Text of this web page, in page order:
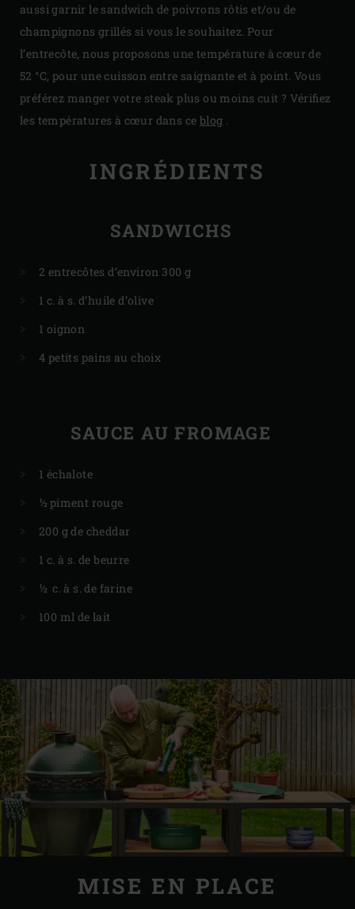
aussi garnir le sandwich de poivrons rôtis et/ou de
champignons grillés si vous le souhaitez. Pour
l’entrecôte, nous proposons une température à cœur de
52 °C, pour une cuisson entre saignante et à point. Vous
préférez manger votre steak plus ou moins cuit ? Vérifiez
les températures à cœur dans ce blog
INGRÉDIENTS
SANDWICHS
2 entrecôtes d’environ 300 g
1 c. à s. d’huile d’olive
1 oignon
4 petits pains au choix
SAUCE AU FROMAGE
1 échalote
½ piment rouge
200 g de cheddar
1 c. à s. de beurre
½ c. à s. de farine
100 ml de lait
MISE EN PLACE